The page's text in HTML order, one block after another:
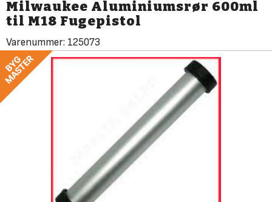
Milwaukee Aluminiumsrør 600ml
til M18 Fugepistol
Varenummer: 125073